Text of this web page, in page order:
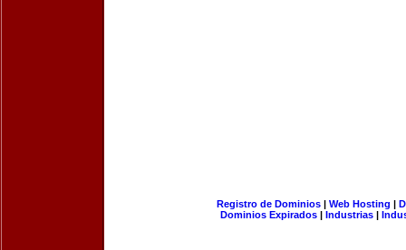
Registro de Dominios| Web Hosting |
Dominios Expirados | Industrias |